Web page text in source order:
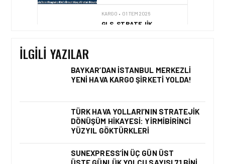
KARGO • 01 TEM 2026
GLS, STRATEJIK
KARGODA SERT DÜŞÜŞ
İLGILI YAZILAR
BAYKAR’DAN İSTANBUL MERKEZLI
YENI HAVA KARGO ŞIRKETI YOLDA!
TÜRK HAVA YOLLARI’NIN STRATEJIK
DÖNÜŞÜM HIKAYESI: YIRMIBIRINCI
YÜZYIL GÖKTÜRKLERI
SUNEXPRESS’IN ÜÇ GÜN ÜST